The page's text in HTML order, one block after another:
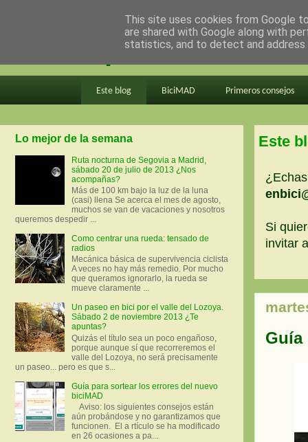
en bici por madrid
Este blog BiciMAD Primeros consejos
Este
Si
invitar
Guía
Lo mejor de la semana
Ruta nocturna de Segovia a Madrid,
sábado 20 de julio de 2013 ¿Nos
acompañas?
Más de 100 km bajo la luz de la luna
(casi) llena Se acerca el mes de agosto,
muchos se van de vacaciones y nosotros
queremos despedir ...
Como centrar una rueda: tensado de
radios
Mecánica básica de supervivencia ciclista
A veces no hay más remedio. Por mucho
que queramos ignorarlo, la rueda se
mueve claramente ...
Un paseo en bici por el valle del Lozoya.
Sábado 2 de noviembre 2013 ¿Te
apuntas?
Quizás el título sea un poco engañoso,
porque aunque sí que recorreremos el
valle del Lozoya, no será precisamente
un paseo... pero es que s...
Guía para sortear los errores del nuevo
biciMAD
Aviso: los siguientes consejos están
aún probándose y no garantizamos que
funcionen. El a rtículo se ha modificado
en 26 ocasiones a pa...
This site uses cookies from Google
are shared with Google along with
statistics, and to detect and address